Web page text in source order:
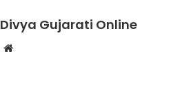
Divya Gujarati Online
Website